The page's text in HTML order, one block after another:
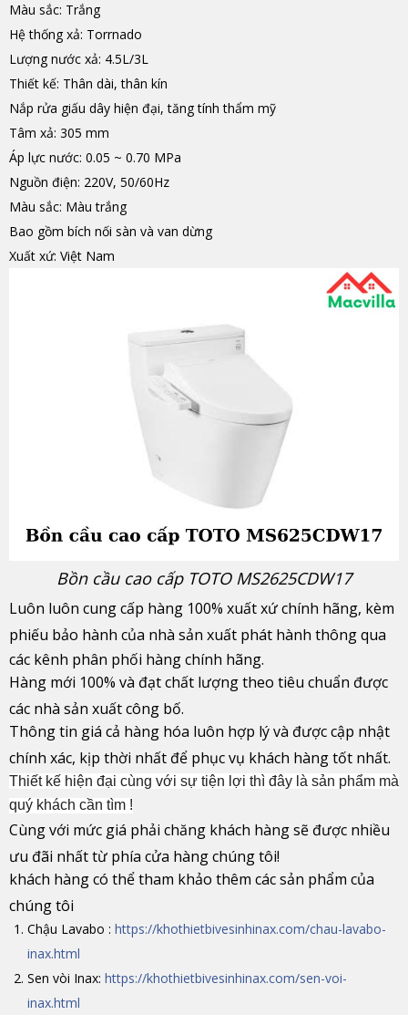
Màu sắc: Trắng
Hệ thống xả: Torrnado
Lượng nước xả: 4.5L/3L
Thiết kế: Thân dài, thân kín
Nắp rửa giấu dây hiện đại, tăng tính thẩm mỹ
Tâm xả: 305 mm
Áp lực nước: 0.05 ~ 0.70 MPa
Nguồn điện: 220V, 50/60Hz
Màu sắc: Màu trắng
Bao gồm bích nối sàn và van dừng
Xuất xứ: Việt Nam
Bồn cầu cao cấp TOTO MS2625CDW17
Luôn luôn cung cấp hàng 100% xuất xứ chính hãng, kèm
phiếu bảo hành của nhà sản xuất phát hành thông qua
các kênh phân phối hàng chính hãng.
Hàng mới 100% và đạt chất lượng theo tiêu chuẩn được
các nhà sản xuất công bố.
Thông tin giá cả hàng hóa luôn hợp lý và được cập nhật
chính xác, kịp thời nhất để phục vụ khách hàng tốt nhất.
Thiết kế hiện đại cùng với sự tiện lợi thì đây là sản phẩm mà
quý khách cần tìm !
Cùng với mức giá phải chăng khách hàng sẽ được nhiều
ưu đãi nhất từ phía cửa hàng chúng tôi!
khách hàng có thể tham khảo thêm các sản phẩm của
chúng tôi
Chậu Lavabo : https://khothietbivesinhinax.com/chau-lavabo-
inax.html
Sen vòi Inax: https://khothietbivesinhinax.com/sen-voi-
inax.html